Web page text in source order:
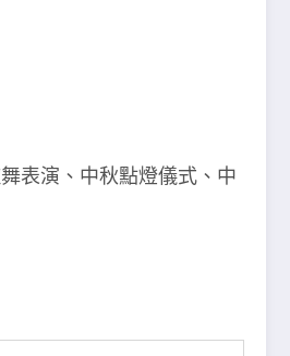
表演、中秋點燈儀式、中